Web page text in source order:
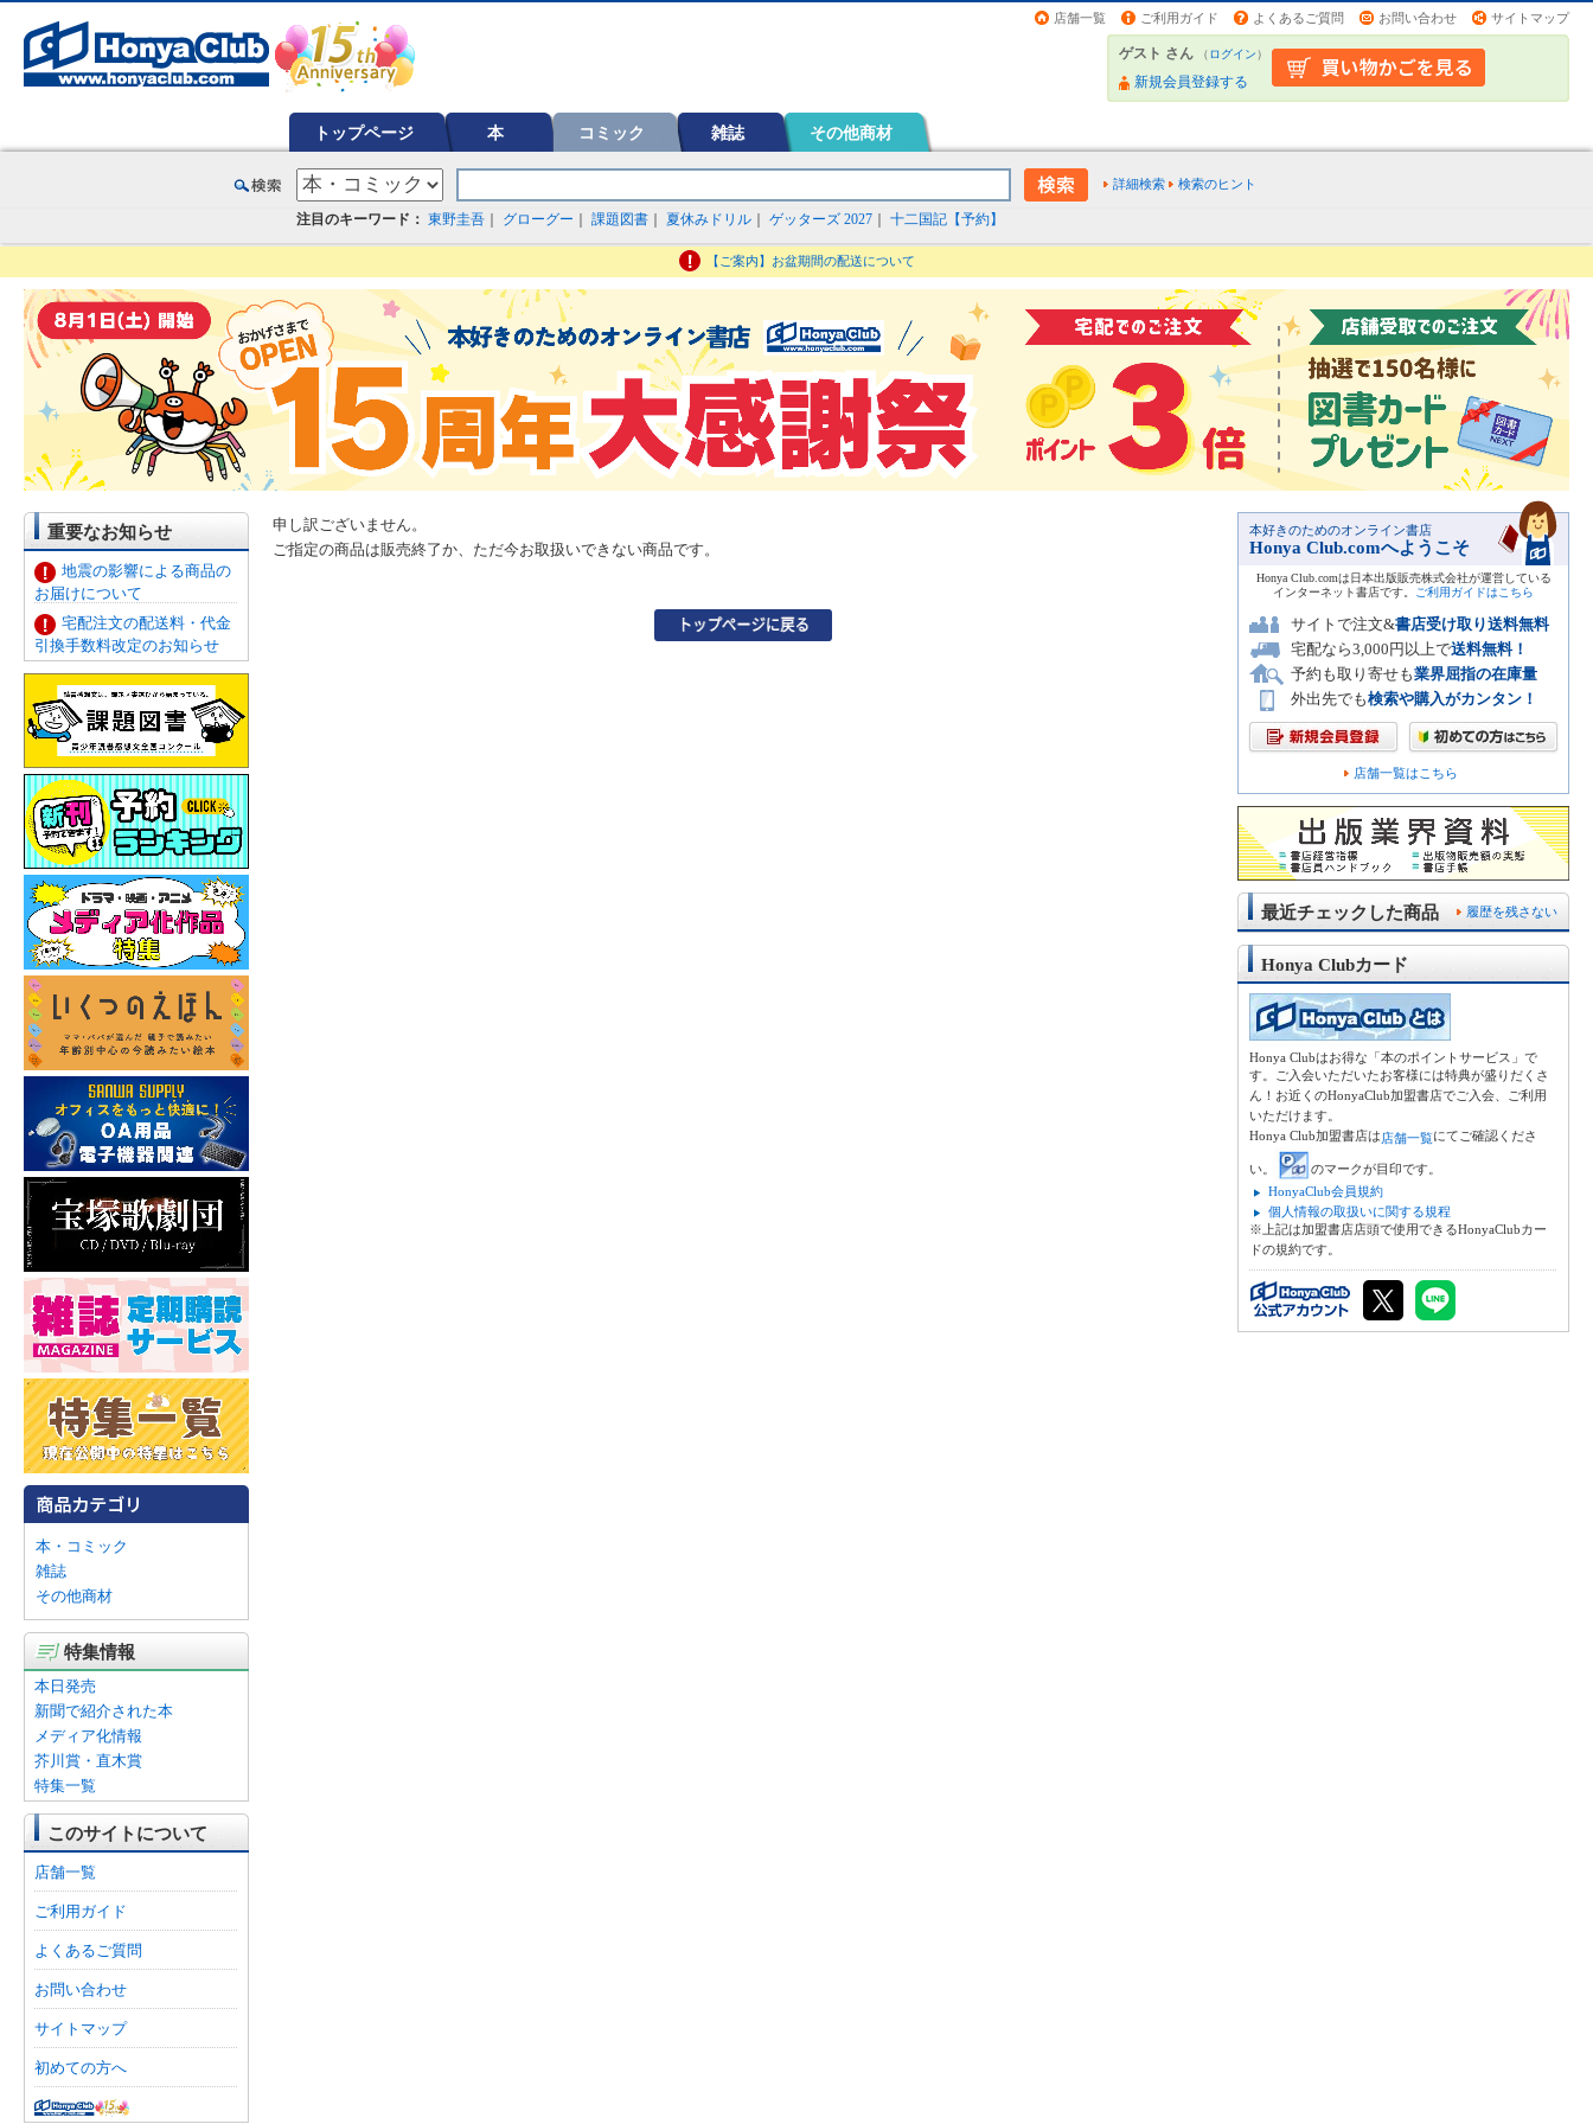
店舗一覧 ご利用ガイド よくあるご質問 お問い合わせ サイトマップ
ゲスト さん （ログイン）
新規会員登録する
トップページ 本 コミック 雑誌 その他商材
詳細検索 検索のヒント
注目のキーワード： 東野圭吾 グローグー 課題図書 夏休みドリル ゲッターズ 2027 十二国記【予約】
【ご案内】お盆期間の配送について
重要なお知らせ
地震の影響による商品の
お届けについて
宅配注文の配送料・代金
引換手数料改定のお知らせ
本・コミック
雑誌
その他商材
特集情報
本日発売
新聞で紹介された本
メディア化情報
芥川賞・直木賞
特集一覧
このサイトについて
店舗一覧
ご利用ガイド
よくあるご質問
お問い合わせ
サイトマップ
初めての方へ
申し訳ございません。
ご指定の商品は販売終了か、ただ今お取扱いできない商品です。
本好きのためのオンライン書店
Honya Club.comへようこそ
Honya Club.comは日本出版販売株式会社が運営している
インターネット書店です。
ご利用ガイドはこちら
サイトで注文&書店受け取り送料無料
宅配なら3,000円以上で送料無料！
予約も取り寄せも業界屈指の在庫量
外出先でも検索や購入がカンタン！
店舗一覧はこちら
履歴を残さない
最近チェックした商品
Honya Clubカード
Honya Clubはお得な「本のポイントサービス」で
す。ご入会いただいたお客様には特典が盛りだくさ
ん！お近くのHonyaClub加盟書店でご入会、ご利用
いただけます。
Honya Club加盟書店は店舗一覧にてご確認くださ
い。
のマークが目印です。
HonyaClub会員規約
個人情報の取扱いに関する規程
※上記は加盟書店店頭で使用できるHonyaClubカー
ドの規約です。